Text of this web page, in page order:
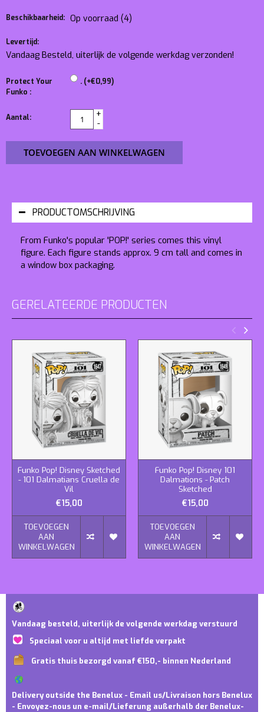
Beschikbaarheid: Op voorraad (4)
Levertijd:
Vandaag Besteld, uiterlijk de volgende werkdag verzonden!
Protect Your
Funko :
. (+€0,99)
Aantal:
+
-
TOEVOEGEN AAN WINKELWAGEN
PRODUCTOMSCHRIJVING
From Funko's popular 'POP!' series comes this vinyl
figure. Each figure stands approx. 9 cm tall and comes in
a window box packaging.
GERELATEERDE PRODUCTEN
Funko Pop! Disney Sketched
- 101 Dalmatians Cruella de
Vil
€15,00
TOEVOEGEN
AAN
WINKELWAGEN
Funko Pop! Disney 101
Dalmations - Patch
Sketched
€15,00
TOEVOEGEN
AAN
WINKELWAGEN
Vandaag besteld, uiterlijk de volgende werkdag verstuurd
Speciaal voor u altijd met liefde verpakt
Gratis thuis bezorgd vanaf €150,- binnen Nederland
Delivery outside the Benelux - Email us/Livraison hors Benelux
- Envoyez-nous un e-mail/Lieferung außerhalb der Benelux-